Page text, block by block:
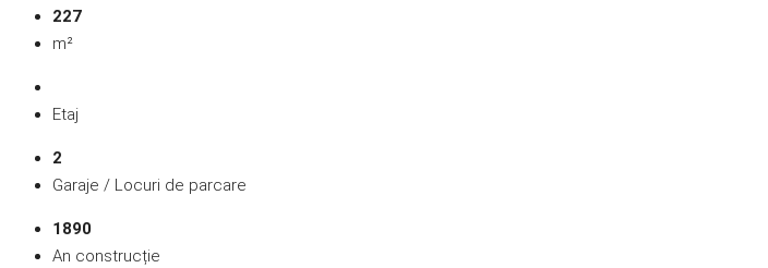
227
m²
Etaj
2
Garaje / Locuri de parcare
1890
An construcție